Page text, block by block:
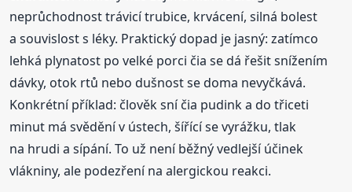
neprůchodnost trávicí trubice, krvácení, silná bolest
a souvislost s léky. Praktický dopad je jasný: zatímco
lehká plynatost po velké porci čia se dá řešit snížením
dávky, otok rtů nebo dušnost se doma nevyčkává.
Konkrétní příklad: člověk sní čia pudink a do třiceti
minut má svědění v ústech, šířící se vyrážku, tlak
na hrudi a sípání. To už není běžný vedlejší účinek
vlákniny, ale podezření na alergickou reakci.